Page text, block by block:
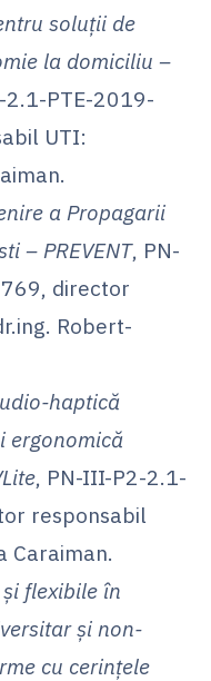
soluții de
la domiciliu –
PTE-2019-
UTI:
a Propagarii
– PREVENT, PN-
director
Robert-
haptică
ergonomică
, PN-III-P2-2.1-
responsabil
Caraiman.
flexibile în
și non-
cu cerințele